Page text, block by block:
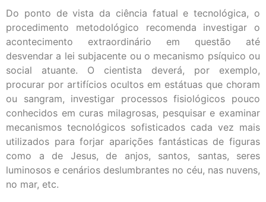
Do ponto de vista da ciência fatual e tecnológica, o
procedimento metodológico recomenda investigar o
acontecimento extraordinário em questão até
desvendar a lei subjacente ou o mecanismo psíquico ou
social atuante. O cientista deverá, por exemplo,
procurar por artifícios ocultos em estátuas que choram
ou sangram, investigar processos fisiológicos pouco
conhecidos em curas milagrosas, pesquisar e examinar
mecanismos tecnológicos sofisticados cada vez mais
utilizados para forjar aparições fantásticas de figuras
como a de Jesus, de anjos, santos, santas, seres
luminosos e cenários deslumbrantes no céu, nas nuvens,
no mar, etc.